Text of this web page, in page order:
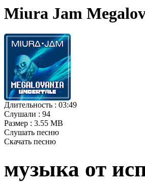
Miura Jam
Длительность : 03:49
Слушали : 94
Размер : 3.55 MB
Слушать песню
Скачать песню
музыка от